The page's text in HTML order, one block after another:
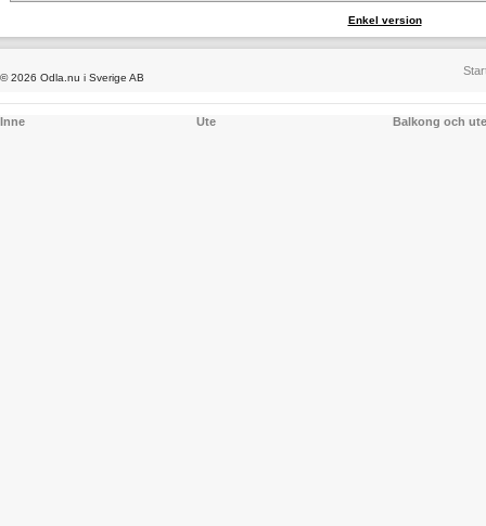
Enkel version
© 2026 Odla.nu i Sverige AB
Inne Ute Balkong och